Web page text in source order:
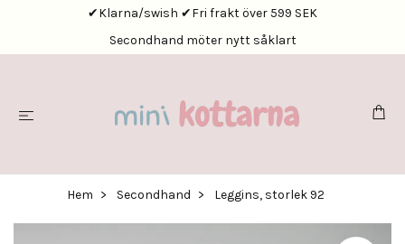
✔Klarna/swish ✔Fri frakt över 599 SEK
Secondhand möter nytt såklart
Hem Secondhand Leggins, storlek 92